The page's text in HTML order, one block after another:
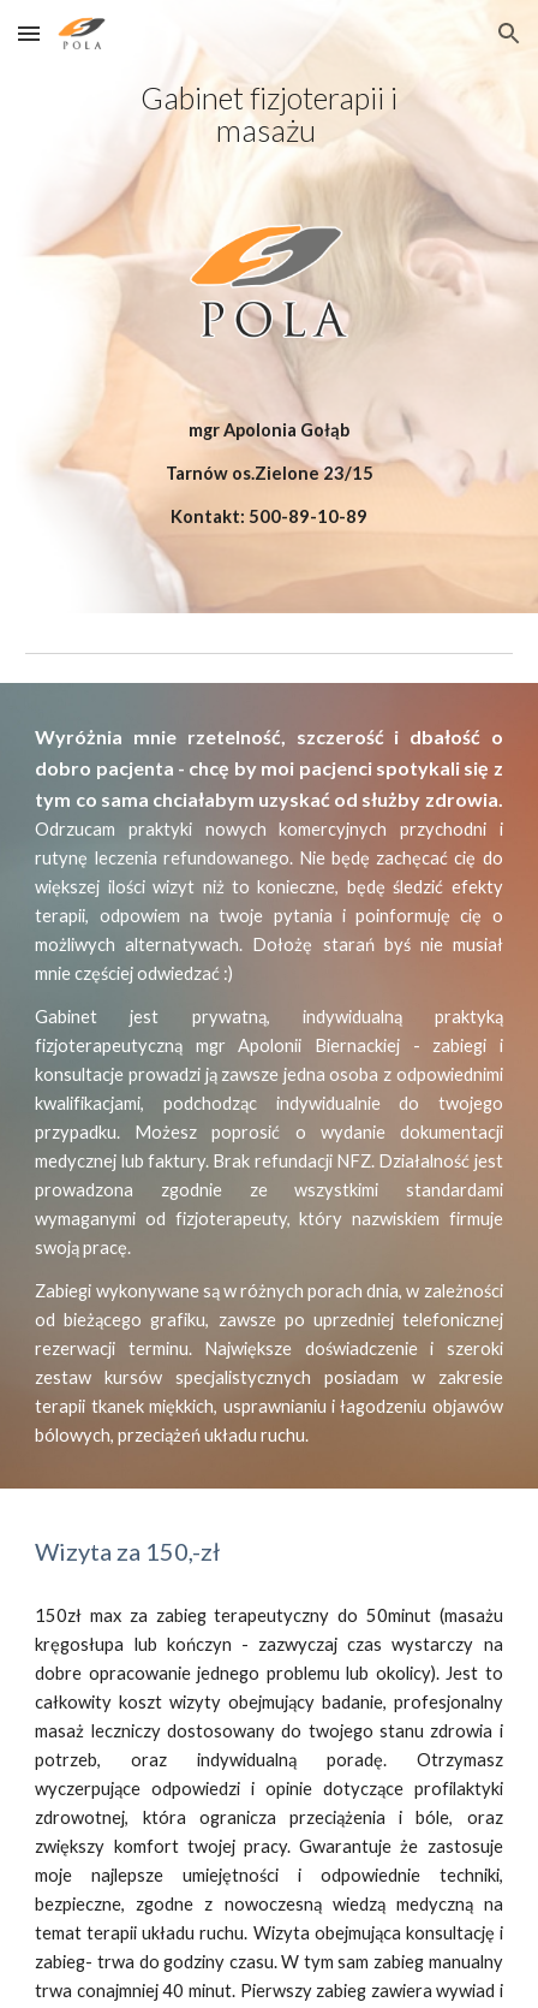
Skip to main content Skip to navigation
Gabinet fizjoterapii i
masażu
mgr Apolonia Gołąb
Tarnów os.Zielone 23/15
Kontakt: 500-89-10-89
Wyróżnia mnie rzetelność, szczerość i dbałość o
dobro pacjenta - chcę by moi pacjenci spotykali się z
tym co sama chciałabym uzyskać od służby zdrowia.
Odrzucam praktyki nowych komercyjnych przychodni i
rutynę leczenia refundowanego. Nie będę zachęcać cię do
większej ilości wizyt niż to konieczne, będę śledzić efekty
terapii, odpowiem na twoje pytania i poinformuję cię o
możliwych alternatywach. Dołożę starań byś nie musiał
mnie częściej odwiedzać :)
Gabinet jest prywatną, indywidualną praktyką
fizjoterapeutyczną mgr Apolonii Biernackiej - zabiegi i
konsultacje prowadzi ją zawsze jedna osoba z odpowiednimi
kwalifikacjami, podchodząc indywidualnie do twojego
przypadku. Możesz poprosić o wydanie dokumentacji
medycznej lub faktury. Brak refundacji NFZ. Działalność jest
prowadzona zgodnie ze wszystkimi standardami
wymaganymi od fizjoterapeuty, który nazwiskiem firmuje
swoją pracę.
Zabiegi wykonywane są w różnych porach dnia, w zależności
od bieżącego grafiku, zawsze po uprzedniej telefonicznej
rezerwacji terminu. Największe doświadczenie i szeroki
zestaw kursów specjalistycznych posiadam w zakresie
terapii tkanek miękkich, usprawnianiu i łagodzeniu objawów
bólowych, przeciążeń układu ruchu.
Wizyta za 150,-zł
150zł max za zabieg terapeutyczny do 50minut (masażu
kręgosłupa lub kończyn - zazwyczaj czas wystarczy na
dobre opracowanie jednego problemu lub okolicy). Jest to
całkowity koszt wizyty obejmujący badanie, profesjonalny
masaż leczniczy dostosowany do twojego stanu zdrowia i
potrzeb, oraz indywidualną poradę. Otrzymasz
wyczerpujące odpowiedzi i opinie dotyczące profilaktyki
zdrowotnej, która ogranicza przeciążenia i bóle, oraz
zwiększy komfort twojej pracy. Gwarantuje że zastosuje
moje najlepsze umiejętności i odpowiednie techniki,
bezpieczne, zgodne z nowoczesną wiedzą medyczną na
temat terapii układu ruchu. Wizyta obejmująca konsultację i
zabieg- trwa do godziny czasu. W tym sam zabieg manualny
trwa conajmniej 40 minut. Pierwszy zabieg zawiera wywiad i